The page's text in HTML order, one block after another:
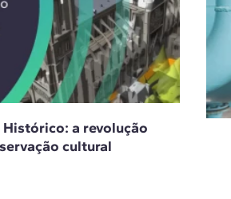
a revolução
cultural